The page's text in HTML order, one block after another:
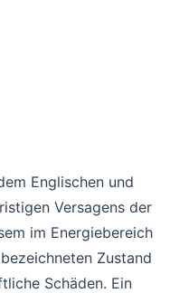
Englischen und
Versagens der
im Energiebereich
Zustand
Schäden. Ein